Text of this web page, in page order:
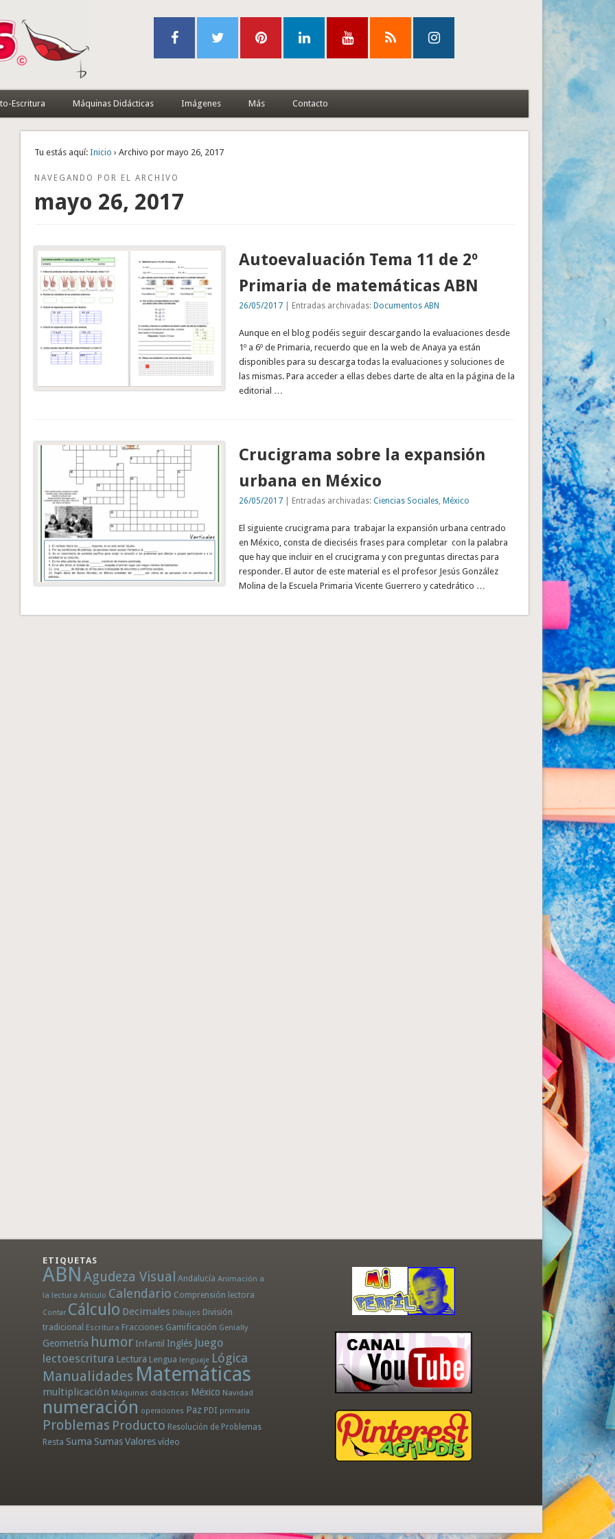
Escritura Máquinas Didácticas Imágenes Más Contacto
Tu estás aquí: Inicio › Archivo por mayo 26, 2017
NAVEGANDO POR EL ARCHIVO
mayo 26, 2017
Autoevaluación Tema 11 de 2º
Primaria de matemáticas ABN
26/05/2017| Entradas archivadas: Documentos ABN
Aunque en el blog podéis seguir descargando la evaluaciones desde
1º a 6º de Primaria, recuerdo que en la web de Anaya ya están
disponibles para su descarga todas la evaluaciones y soluciones de
las mismas. Para acceder a ellas debes darte de alta en la página de la
editorial …
Crucigrama sobre la expansión
urbana en México
26/05/2017| Entradas archivadas: Ciencias Sociales, México
El siguiente crucigrama para trabajar la expansión urbana centrado
en México, consta de dieciséis frases para completar con la palabra
que hay que incluir en el crucigrama y con preguntas directas para
responder. El autor de este material es el profesor Jesús González
Molina de la Escuela Primaria Vicente Guerrero y catedrático …
ETIQUETAS
ABN Agudeza Visual Andalucía Animación a
la lectura Artículo Calendario Comprensión lectora
Contar Cálculo Decimales Dibujos División
tradicional Escritura Fracciones Gamificación Genially
Geometría humor Infantil Inglés Juego
lectoescritura Lectura Lengua lenguaje Lógica
Manualidades Matemáticas
multiplicación Máquinas didácticas México Navidad
numeración operaciones Paz PDI primaria
Problemas Producto Resolución de Problemas
Resta Suma SumasValores vídeo